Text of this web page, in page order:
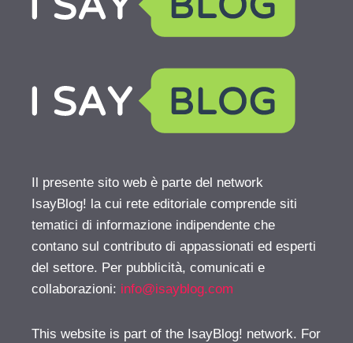
Il presente sito web è parte del network
IsayBlog! la cui rete editoriale comprende siti
tematici di informazione indipendente che
contano sul contributo di appassionati ed esperti
del settore. Per pubblicità, comunicati e
collaborazioni: info@isayblog.com
This website is part of the IsayBlog! network. For